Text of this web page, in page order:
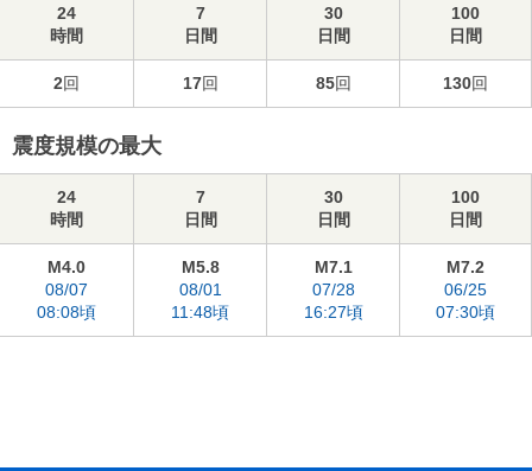
24
時間
7
日間
30
日間
100
日間
2回 17回 85回 130回
震度規模の最大
24
時間
7
日間
30
日間
100
日間
M4.0
08/07
08:08頃
M5.8
08/01
11:48頃
M7.1
07/28
16:27頃
M7.2
06/25
07:30頃